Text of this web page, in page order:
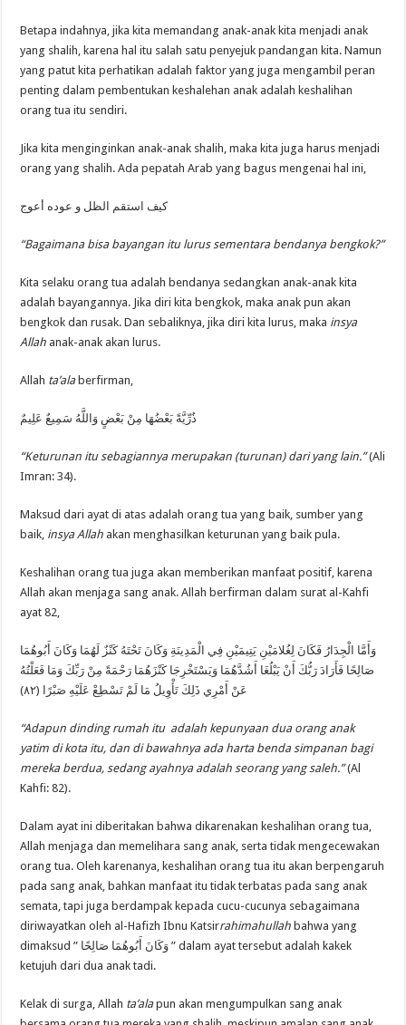
Betapa indahnya, jika kita memandang anak-anak kita menjadi anak
yang shalih, karena hal itu salah satu penyejuk pandangan kita. Namun
yang patut kita perhatikan adalah faktor yang juga mengambil peran
penting dalam pembentukan keshalehan anak adalah keshalihan
orang tua itu sendiri.
Jika kita menginginkan anak-anak shalih, maka kita juga harus menjadi
orang yang shalih. Ada pepatah Arab yang bagus mengenai hal ini,
كيف استقم الظل و عوده أعوج
“Bagaimana bisa bayangan itu lurus sementara bendanya bengkok?”
Kita selaku orang tua adalah bendanya sedangkan anak-anak kita
adalah bayangannya. Jika diri kita bengkok, maka anak pun akan
bengkok dan rusak. Dan sebaliknya, jika diri kita lurus, maka insya
Allah anak-anak akan lurus.
Allah ta’alaberfirman,
ذُرِّيَّةً بَعْضُهَا مِنْ بَعْضٍ وَاللَّهُ سَمِيعٌ عَلِيمٌ
“Keturunan itu sebagiannya merupakan (turunan) dari yang lain.”(Ali
Imran: 34).
Maksud dari ayat di atas adalah orang tua yang baik, sumber yang
baik, insya Allah akan menghasilkan keturunan yang baik pula.
Keshalihan orang tua juga akan memberikan manfaat positif, karena
Allah akan menjaga sang anak. Allah berfirman dalam surat al-Kahfi
ayat 82,
وَأَمَّا الْجِدَارُ فَكَانَ لِغُلامَيْنِ يَتِيمَيْنِ فِي الْمَدِينَةِ وَكَانَ تَحْتَهُ كَنْزٌ لَهُمَا وَكَانَ أَبُوهُمَا
صَالِحًا فَأَرَادَ رَبُّكَ أَنْ يَبْلُغَا أَشُدَّهُمَا وَيَسْتَخْرِجَا كَنْزَهُمَا رَحْمَةً مِنْ رَبِّكَ وَمَا فَعَلْتُهُ
عَنْ أَمْرِي ذَلِكَ تَأْوِيلُ مَا لَمْ تَسْطِعْ عَلَيْهِ صَبْرًا (٨٢)
“Adapun dinding rumah itu adalah kepunyaan dua orang anak
yatim di kota itu, dan di bawahnya ada harta benda simpanan bagi
mereka berdua, sedang ayahnya adalah seorang yang saleh.”(Al
Kahfi: 82).
Dalam ayat ini diberitakan bahwa dikarenakan keshalihan orang tua,
Allah menjaga dan memelihara sang anak, serta tidak mengecewakan
orang tua. Oleh karenanya, keshalihan orang tua itu akan berpengaruh
pada sang anak, bahkan manfaat itu tidak terbatas pada sang anak
semata, tapi juga berdampak kepada cucu-cucunya sebagaimana
diriwayatkan oleh al-Hafizh Ibnu Katsirrahimahullah bahwa yang
dimaksud ” وَكَانَ أَبُوهُمَا صَالِحًا ” dalam ayat tersebut adalah kakek
ketujuh dari dua anak tadi.
Kelak di surga, Allah ta’alapun akan mengumpulkan sang anak